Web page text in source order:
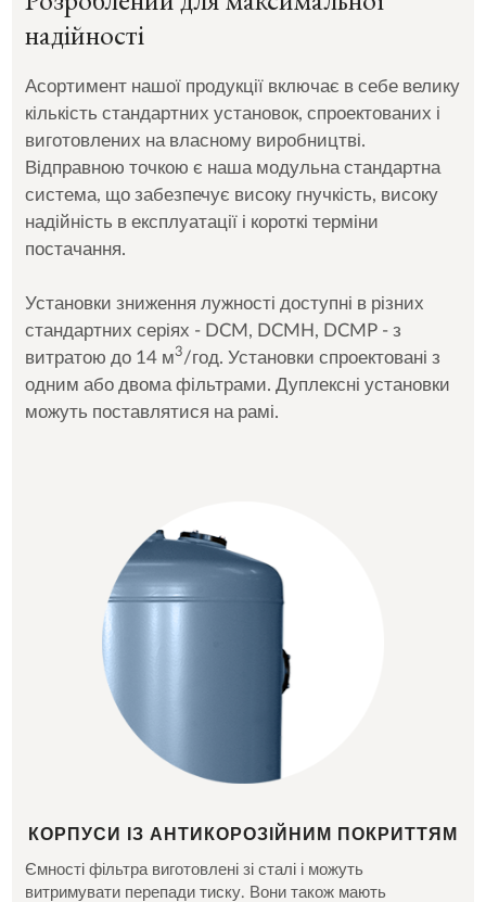
надійності
Асортимент нашої продукції включає в себе велику
кількість стандартних установок, спроектованих і
виготовлених на власному виробництві.
Відправною точкою є наша модульна стандартна
система, що забезпечує високу гнучкість, високу
надійність в експлуатації і короткі терміни
постачання.
Установки зниження лужності доступні в різних
стандартних серіях - DCM, DCMH, DCMP - з
витратою до 14 м3/год. Установки спроектовані з
одним або двома фільтрами. Дуплексні установки
можуть поставлятися на рамі.
КОРПУСИ ІЗ АНТИКОРОЗІЙНИМ ПОКРИТТЯМ
Ємності фільтра виготовлені зі сталі і можуть
витримувати перепади тиску. Вони також мають